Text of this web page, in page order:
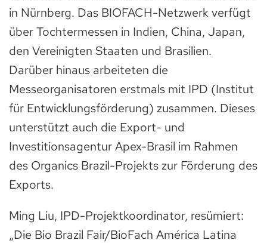
in Nürnberg. Das BIOFACH-Netzwerk verfügt
über Tochtermessen in Indien, China, Japan,
den Vereinigten Staaten und Brasilien.
Darüber hinaus arbeiteten die
Messeorganisatoren erstmals mit IPD (Institut
für Entwicklungsförderung) zusammen. Dieses
unterstützt auch die Export- und
Investitionsagentur Apex-Brasil im Rahmen
des Organics Brazil-Projekts zur Förderung des
Exports.
Ming Liu, IPD-Projektkoordinator, resümiert:
„Die Bio Brazil Fair/BioFach América Latina